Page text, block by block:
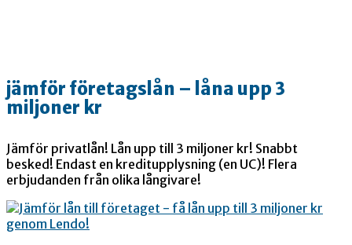
jämför företagslån – låna upp 3
miljoner kr
Jämför privatlån! Lån upp till 3 miljoner kr! Snabbt
besked! Endast en kreditupplysning (en UC)! Flera
erbjudanden från olika långivare!